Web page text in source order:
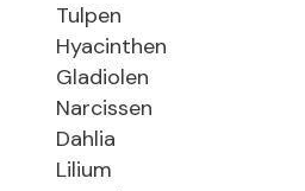
Tulpen
Hyacinthen
Gladiolen
Narcissen
Dahlia
Lilium